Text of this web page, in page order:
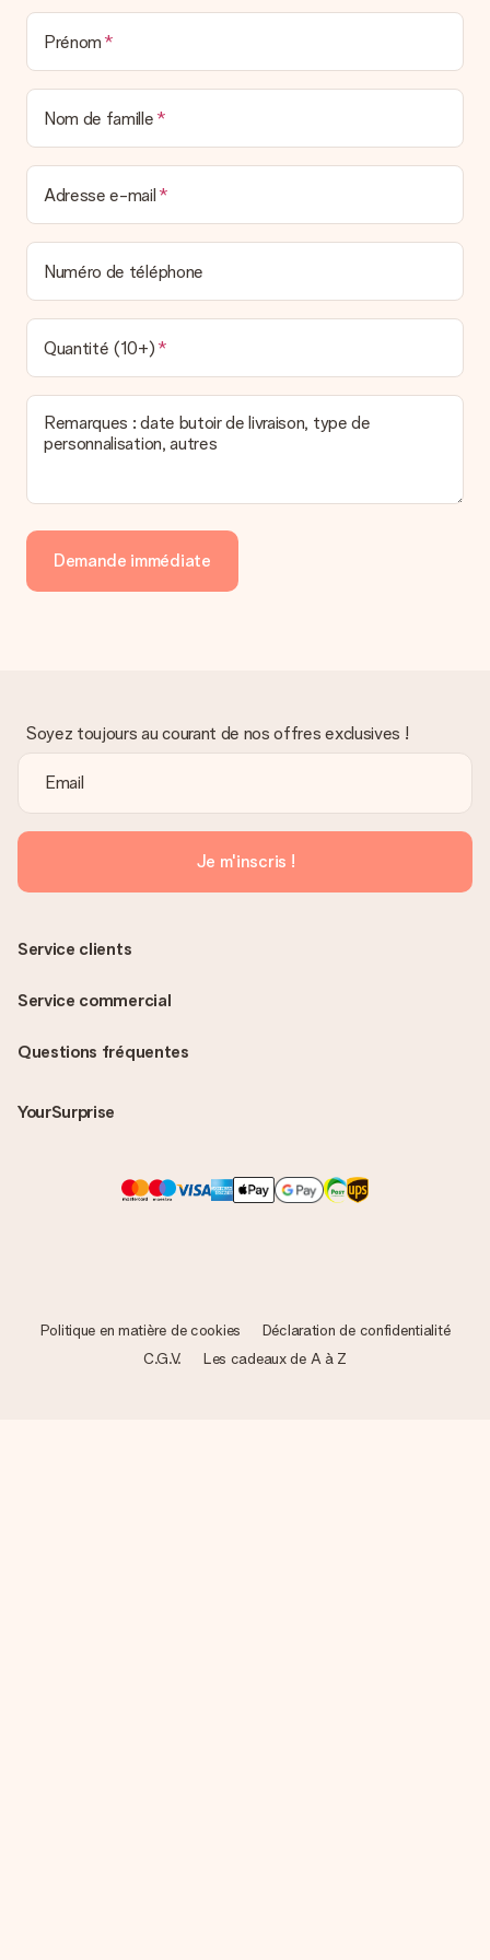
la poste ou par transporteur. Si vous voulez savoir de quelle
manière votre paquet vous sera livré, merci de bien vouloir
contacter notre service client.
Paiement
Comment puis-je régler ma commande ?
Nous proposons les formes de paiement suivantes : Paypal,
carte bancaire ou par virement bancaire. Comptez un délai de
3 jours supplémentaires pour la livraison de votre cadeau en
cas de paiement par virement bancaire.
Réception du cadeau
Que puis-je faire si le cadeau ne me convient pas tout à
fait ?
Nous déplorons le fait que votre cadeau ne vous plaise pas.
Vous pouvez dans ce cas contacter notre service client qui
La facture est-elle envoyée avec le cadeau ?
Nous n’envoyons pas de facture avec le cadeau. Nous vous
personnel MySurprise. Vous pouvez ainsi être tranquille et
envoyer directement le cadeau à l’heureux destinataire, pour
un véritable effet surprise !
Prénom
Nom de famille
Adresse e-mail
Numéro de téléphone
Quantité (10+)
Remarques : date butoir de livraison, type de
personnalisation, autres
Demande immédiate
Soyez toujours au courant de nos offres exclusives !
Je m'inscris !
Questions fréquentes
YourSurprise
Service clients
Service commercial
Politique en matière de cookies
Déclaration de confidentialité
C.G.V.
Les cadeaux de A à Z